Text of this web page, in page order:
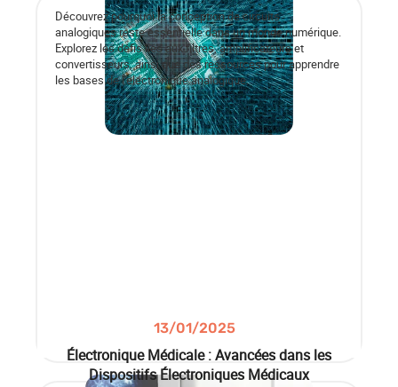
Découvrez pourquoi la conception de circuits
analogiques reste essentielle dans un monde numérique.
Explorez les défis liés aux filtres, amplificateurs et
convertisseurs, ainsi que des ressources pour apprendre
les bases de l'électronique analogique.
13/01/2025
Électronique Médicale : Avancées dans les
Dispositifs Électroniques Médicaux